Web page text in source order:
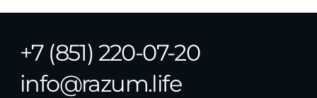
+7 (851) 220-07-20
info@razum.life